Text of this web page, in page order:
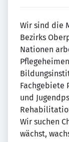
Wir sind die
Bezirks
Nationen
Fachgebiete
und
Wir suchen
wächst,